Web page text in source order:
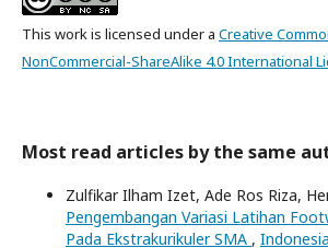
This work is licensed under a Creative
NonCommercial-ShareAlike 4.0 International
Most read articles by the same
Zulfikar Ilham Izet, Ade Ros Riza,
Pengembangan Variasi Latihan
Pada Ekstrakurikuler SMA ,